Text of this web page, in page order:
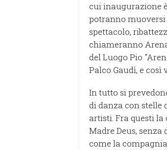
cui inaugurazione
potranno muoversi
spettacolo,
chiameranno
del Luogo Pio
Palco Gaudì, e così
In tutto si
di danza con stelle
artisti. Fra questi la
Madre Deus,
come la